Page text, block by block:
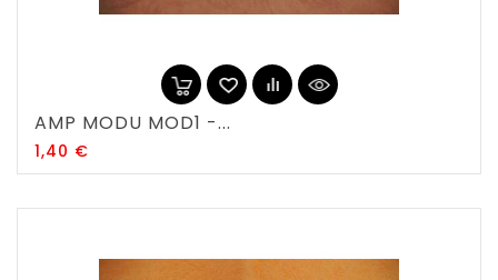
AMP MODU MOD1 -...
1,40 €